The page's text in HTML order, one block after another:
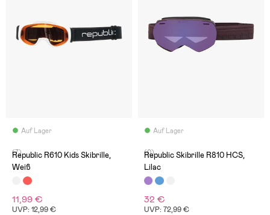
Auf Lager
(7)
Republic R610 Kids Skibrille,
Weiß
11,99 €
UVP: 12,99 €
Auf Lager
(0)
Republic Skibrille R810 HCS,
Lilac
32 €
UVP: 72,99 €